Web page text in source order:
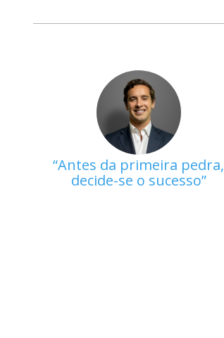
Antes da primeira pedra,
decide-se o sucesso